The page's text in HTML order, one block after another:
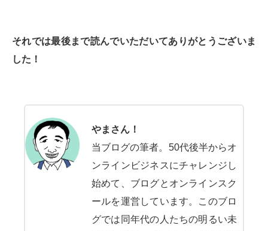
それでは最後まで読んでいただいてありがとうございま
した！
やまさん！
当ブログの筆者。50代後半からオ
ンラインビジネスにチャレンジし
始めて、ブログとオンラインスク
ールを運営しています。このブロ
グでは同年代の人たちの明るい未